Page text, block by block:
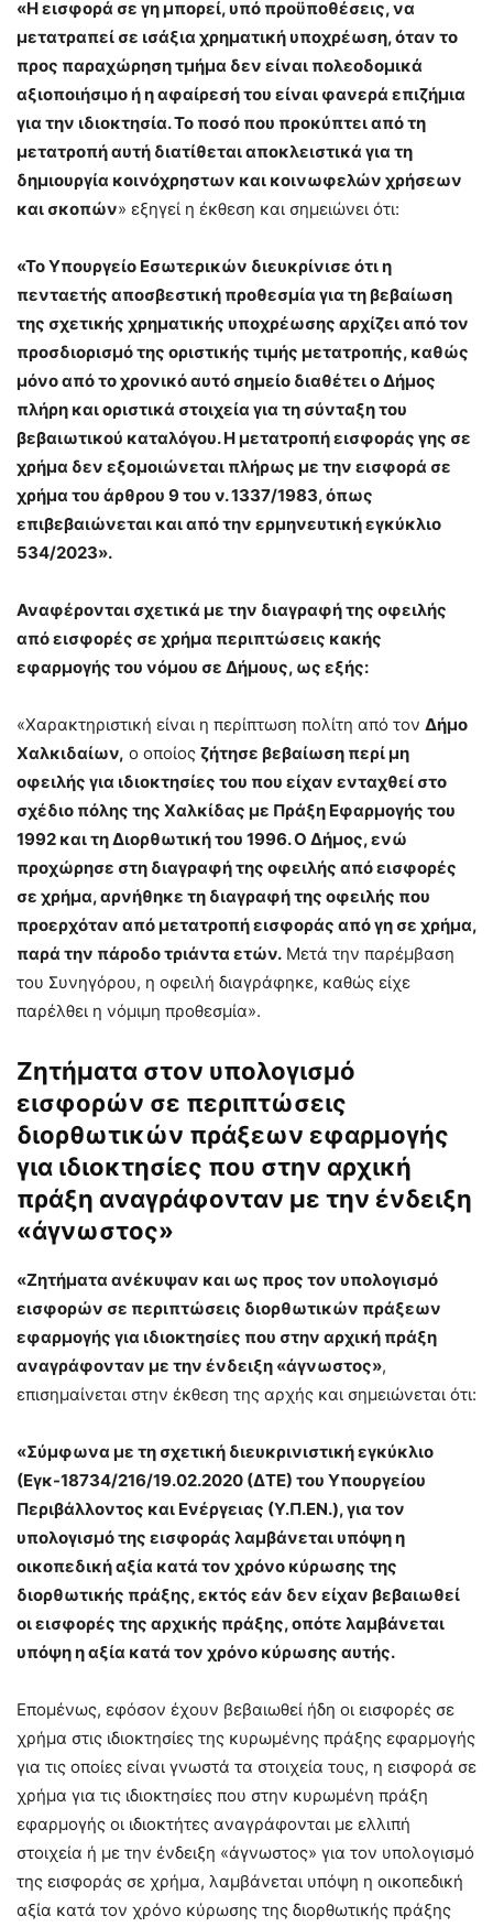
«Η εισφορά σε γη μπορεί, υπό προϋποθέσεις, να
μετατραπεί σε ισάξια χρη­ματική υποχρέωση, όταν το
προς παραχώρηση τμήμα δεν είναι πολεοδομικά
αξιοποιήσιμο ή η αφαίρεσή του είναι φανερά επιζήμια
για την ιδιοκτησία. Το ποσό που προκύπτει από τη
μετατροπή αυτή διατίθεται αποκλειστικά για τη
δημιουργία κοινόχρηστων και κοινωφελών χρήσεων
και σκοπών» εξηγεί η έκθεση και σημειώνει ότι:
«Το Υπουργείο Εσωτερικών διευκρίνισε ότι η
πενταετής αποσβεστική προθεσμία για τη βεβαίωση
της σχετικής χρηματικής υποχρέωσης αρχίζει από τον
προσδι­ορισμό της οριστικής τιμής μετατροπής, καθώς
μόνο από το χρονικό αυτό ση­μείο διαθέτει ο Δήμος
πλήρη και οριστικά στοιχεία για τη σύνταξη του
βεβαιωτι­κού καταλόγου. Η μετατροπή εισφοράς γης σε
χρήμα δεν εξομοιώνεται πλήρως με την εισφορά σε
χρήμα του άρθρου 9 του ν. 1337/1983, όπως
επιβεβαιώνεται και από την ερμηνευτική εγκύκλιο
534/2023».
Αναφέρονται σχετικά με την διαγραφή της οφειλής
από εισφορές σε χρήμα περιπτώσεις κακής
εφαρμογής του νόμου σε Δήμους, ως εξής:
«Χαρακτηριστική είναι η περίπτωση πολίτη από τον Δήμο
Χαλκιδαίων, ο οποίος ζήτησε βεβαίωση περί μη
οφειλής για ιδιοκτησίες του που είχαν ενταχθεί στο
σχέδιο πόλης της Χαλκίδας με Πράξη Εφαρμογής του
1992 και τη Διορθωτική του 1996. Ο Δήμος, ενώ
προχώρησε στη διαγραφή της οφειλής από εισφορές
σε χρήμα, αρνήθηκε τη διαγραφή της οφειλής που
προερχόταν από μετατροπή εισφοράς από γη σε χρήμα,
παρά την πάροδο τριάντα ετών. Μετά την παρέμβα­ση
του Συνηγόρου, η οφειλή διαγράφηκε, καθώς είχε
παρέλθει η νόμιμη προθε­σμία».
Ζητήματα στον υπολογισμό
εισφορών σε περιπτώ­σεις
διορθωτικών πράξεων εφαρμογής
για ιδιοκτησίες που στην αρχική
πράξη αναγράφονταν με την ένδειξη
«άγνωστος»
«Ζητήματα ανέκυψαν και ως προς τον υπολογισμό
εισφορών σε περιπτώ­σεις διορθωτικών πράξεων
εφαρμογής για ιδιοκτησίες που στην αρχική πράξη
αναγράφονταν με την ένδειξη «άγνωστος»,
επισημαίνεται στην έκθεση της αρχής και σημειώνεται ότι:
«Σύμφωνα με τη σχετική διευκρινιστι­κή εγκύκλιο
(Εγκ-18734/216/19.02.2020 (ΔΤΕ) του Υπουργείου
Περιβάλλοντος και Ενέργειας (Υ.Π.ΕΝ.), για τον
υπολογισμό της εισφοράς λαμβάνεται υπόψη η
οικοπεδική αξία κατά τον χρόνο κύρωσης της
διορθωτικής πράξης, εκτός εάν δεν είχαν βεβαιωθεί
οι εισφορές της αρχικής πράξης, οπότε λαμβάνε­ται
υπόψη η αξία κατά τον χρόνο κύρωσης αυτής.
Επομένως, εφόσον έχουν βεβαιωθεί ήδη οι εισφορές σε
χρήμα στις ιδιοκτησίες της κυρωμένης πράξης εφαρμογής
για τις οποίες είναι γνωστά τα στοιχεία τους, η εισφορά σε
χρήμα για τις ιδιοκτησίες που στην κυρωμένη πράξη
εφαρμογής οι ιδιοκτήτες αναγρά­φονται με ελλιπή
στοιχεία ή με την ένδειξη «άγνωστος» για τον υπολογισμό
της εισφοράς σε χρήμα, λαμβάνεται υπόψη η οικοπεδική
αξία κατά τον χρόνο κύρω­σης της διορθωτικής πράξης